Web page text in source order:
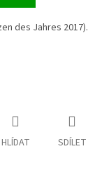
des Jahres 2017).
HLÍDAT SDÍLET